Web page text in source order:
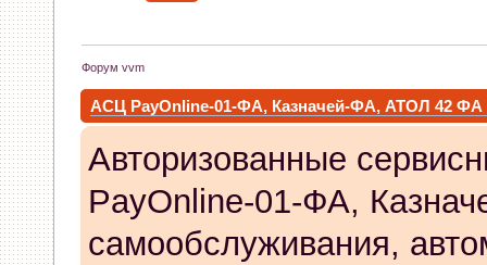
Форум vvm
АСЦ PayOnline-01-ФА, Казначей-ФА, АТОЛ 42 ФА
Авторизованные
PayOnline-01-ФА,
самообслуживания,